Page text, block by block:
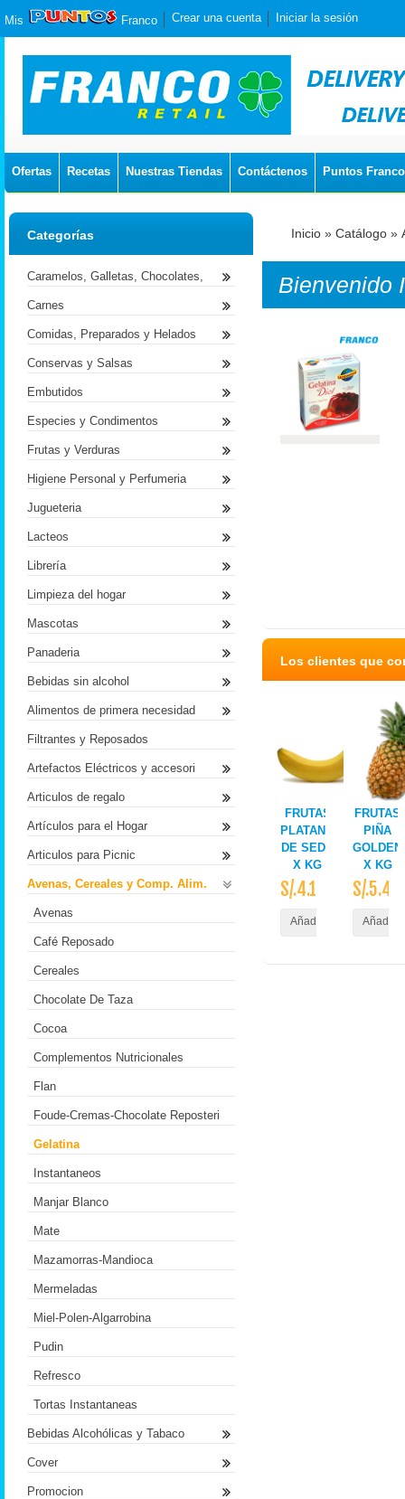
Mis Franco Crear una cuenta Iniciar la sesión
Ofertas Recetas Nuestras Tiendas Contáctenos Puntos Franco
Inicio » Catálogo »
Bienvenido
Los clientes que
FRUTAS
PLATANO
DE SEDA
X KG
S/.4.10
Añadir al Carrito
FRUTAS
PIÑA
GOLDEN
X KG
S/.5.40
Añadir
Categorías
Caramelos, Galletas, Chocolates,
Carnes
Comidas, Preparados y Helados
Conservas y Salsas
Embutidos
Especies y Condimentos
Frutas y Verduras
Higiene Personal y Perfumeria
Jugueteria
Lacteos
Librería
Limpieza del hogar
Mascotas
Panaderia
Bebidas sin alcohol
Alimentos de primera necesidad
Filtrantes y Reposados
Artefactos Eléctricos y accesori
Articulos de regalo
Artículos para el Hogar
Articulos para Picnic
Avenas, Cereales y Comp. Alim.
Avenas
Café Reposado
Cereales
Chocolate De Taza
Cocoa
Complementos Nutricionales
Flan
Foude-Cremas-Chocolate Reposteri
Gelatina
Instantaneos
Manjar Blanco
Mate
Mazamorras-Mandioca
Mermeladas
Miel-Polen-Algarrobina
Pudin
Refresco
Tortas Instantaneas
Bebidas Alcohólicas y Tabaco
Cover
Promocion